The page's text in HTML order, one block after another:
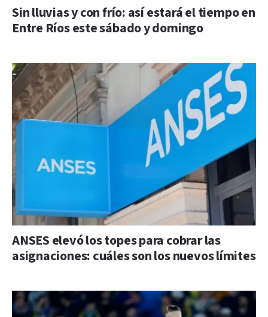
Sin lluvias y con frío: así estará el tiempo en
Entre Ríos este sábado y domingo
ANSES elevó los topes para cobrar las
asignaciones: cuáles son los nuevos límites